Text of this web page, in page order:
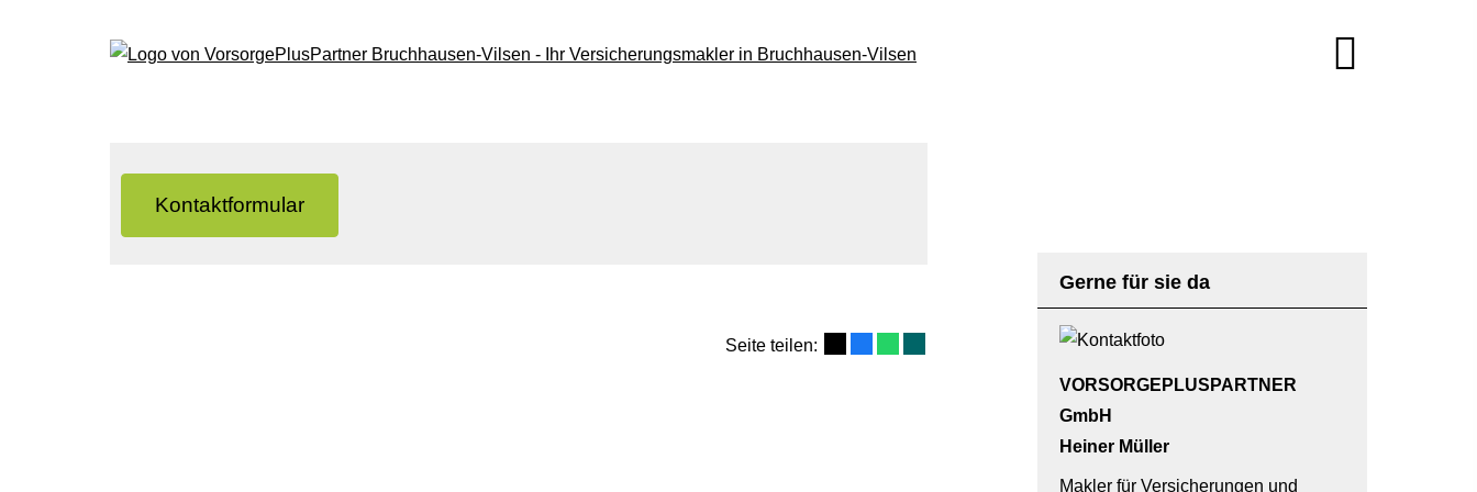
Gerne für sie da
VORSORGEPLUSPARTNER
GmbH
Heiner Müller
Makler für Versicherungen und
Kontaktformular
Seite teilen: